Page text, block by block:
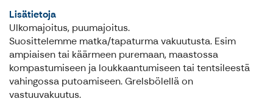
Lisätietoja
Ulkomajoitus, puumajoitus.
Suosittelemme matka/tapaturma vakuutusta. Esim
ampiaisen tai käärmeen puremaan, maastossa
kompastumiseen ja loukkaantumiseen tai tentsileestä
vahingossa putoamiseen. Grelsbölellä on
vastuuvakuutus.